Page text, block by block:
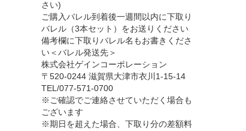
さい)
ご購入バレル到着後一週間以内に下取り
バレル（3本セット）をお送りください
備考欄に下取りバレル名もお書きくださ
い＜バレル発送先＞
株式会社ゲインコーポレーション
〒520-0244 滋賀県大津市衣川1-15-14
TEL/077-571-0700
※ご確認でご連絡させていただく場合も
ございます
※期日を超えた場合、下取り分の差額料